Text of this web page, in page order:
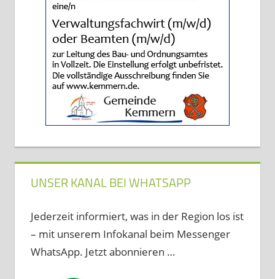
UNSER KANAL BEI WHATSAPP
Jederzeit informiert, was in der Region los ist
– mit unserem Infokanal beim Messenger
WhatsApp. Jetzt abonnieren …